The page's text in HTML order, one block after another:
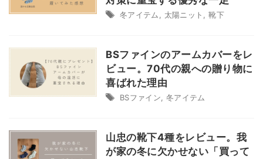
太陽ニット 家電 寝具 山忠
旅行 靴下
冬アイテム 太陽ニット ,靴下
BSファインのアームカバーをレ
ビュー。70代の親への贈り物に
喜ばれた理由
BSファイン 冬アイテム
山忠の靴下4種をレビュー。我
が家の冬に欠かせない「買って